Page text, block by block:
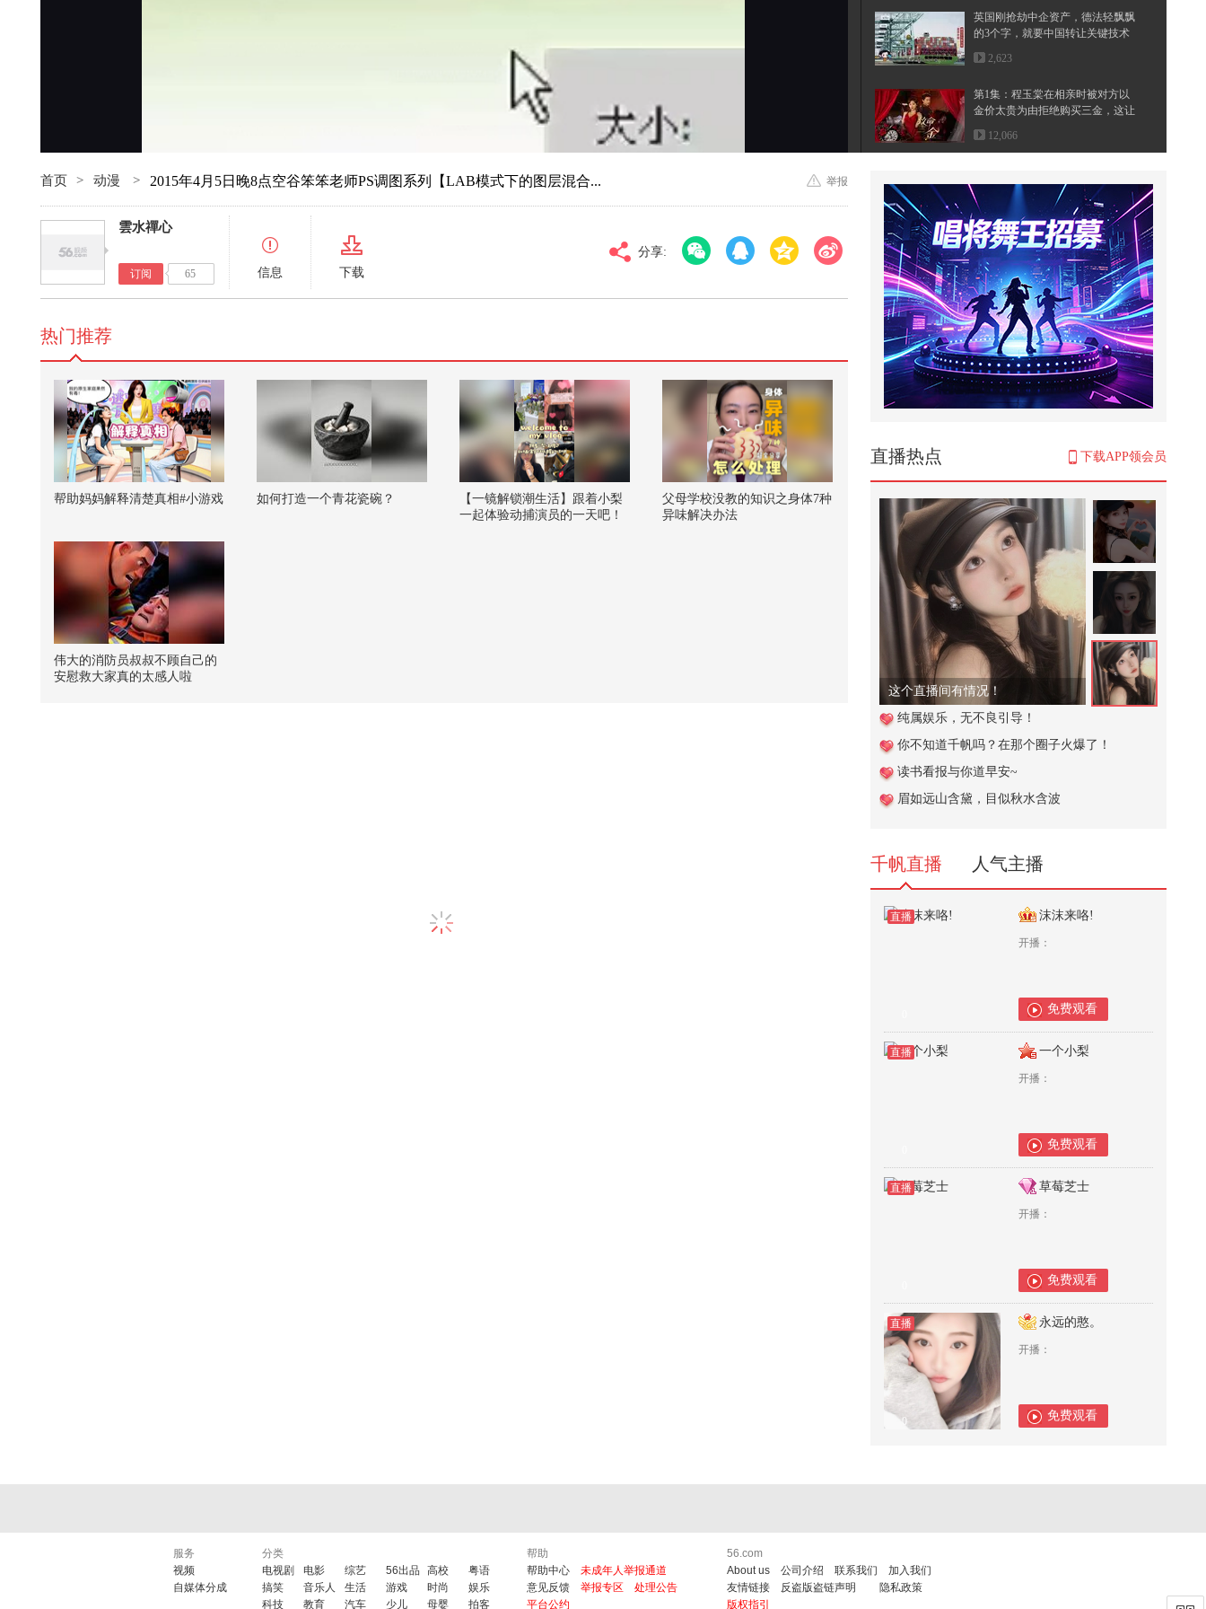
高清 倍速
英国刚抢劫中企资产，德法轻飘飘
的3个字，就要中国转让关键技术
2,623
第1集：程玉棠在相亲时被对方以
金价太贵为由拒绝购买三金，这让
她...
12,066
2,439
全彩修复！1942年汪精卫“反英大
会”原音视频
482
17拿山货置换机械设备方便运输
《重生之退婚养家》
35
爱是回响
【一镜解锁潮生活】这个菜王终于
吃上心心念念的空心菜了！！！！
螺...
234
涨知识！！
191
【民族器乐】“这世间本就是各人
下雪，各有各的隐晦与皎洁。”#
打...
942
【春关登岛打卡Day10】【燥候春
尾如...
1,288
【一键解锁潮生活】欢迎收看高精
力人群看赛文婷演唱会的vlog｜两
首页 > 动漫 > 2015年4月5日晚8点空谷笨笨老师PS调图系列【LAB模式下的图层混合... 举报
雲水禪心
订阅 65 信息 下载
分享:
直播热点 下载APP领会员
直播中
柚茶
纯属娱乐，无不良引导！
你不知道千帆吗？在那个圈子火爆了！
读书看报与你道早安~
眉如远山含黛，目似秋水含波
千帆直播 人气主播
直播 沫沫来咯!
开播：
免费观看
直播 一个小梨
开播：
免费观看
直播 草莓芝士
开播：
免费观看
直播
0
永远的憨。
开播：
免费观看
热门推荐
帮助妈妈解释清楚真相#小游戏 如何打造一个青花瓷碗？
【一镜解锁潮生活】跟着小梨
一起体验动捕演员的一天吧！
父母学校没教的知识之身体7种
异味解决办法
伟大的消防员叔叔不顾自己的
安慰救大家真的太感人啦
服务
视频
自媒体分成
分类
电视剧
电影 综艺 56出品 高校
粤语
搞笑
音乐人 生活 游戏 时尚
娱乐
科技
教育 汽车 少儿 母婴 拍客
帮助
帮助中心
未成年人举报通道
意见反馈
举报专区
处理公告
平台公约
56.com
About us
公司介绍 联系我们
加入我们
友情链接
反盗版盗链声明
隐私政策
版权指引